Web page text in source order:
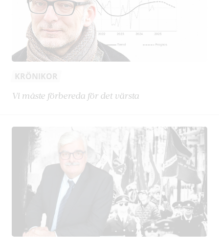
KRÖNIKOR
Vi måste förbereda för det värsta